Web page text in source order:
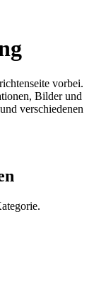
vorbei.
Bilder und
verschiedenen